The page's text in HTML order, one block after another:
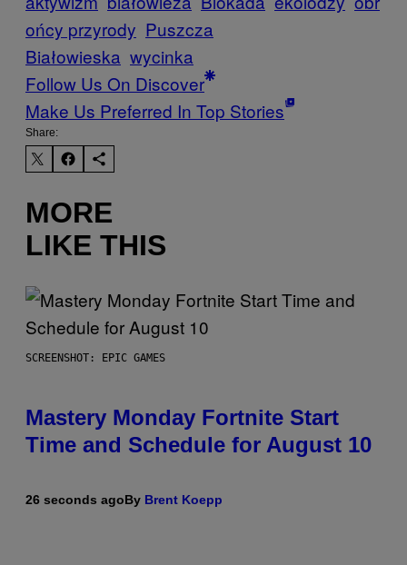
ońcy przyrody Puszcza
Białowieska wycinka
Follow Us On Discover
Make Us Preferred In Top Stories
Share:
MORE
LIKE THIS
SCREENSHOT: EPIC GAMES
Mastery Monday Fortnite Start
Time and Schedule for August 10
26 seconds agoBy Brent Koepp